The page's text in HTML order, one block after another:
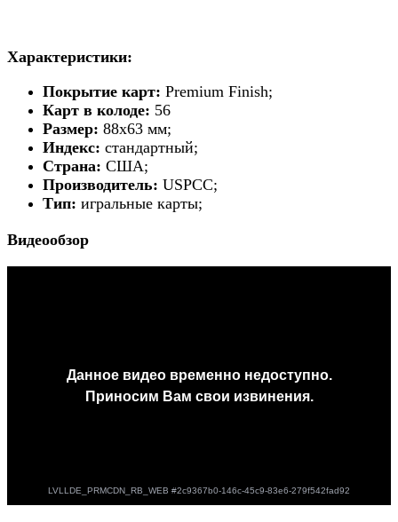
Характеристики:
Покрытие карт: Premium Finish;
Карт в колоде: 56
Размер: 88х63 мм;
Индекс: стандартный;
Страна: США;
Производитель: USPCC;
Тип: игральные карты;
Видеообзор